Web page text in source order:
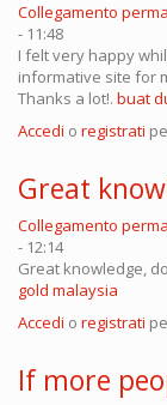
Collegamento
- 11:48
I felt very happy
informative site for
Thanks a lot!. buat
Accedi o registrati
Great
Collegamento
- 12:14
Great knowledge,
gold malaysia
Accedi o registrati
If more